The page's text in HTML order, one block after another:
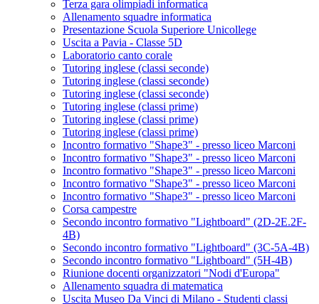
Terza gara olimpiadi informatica
Allenamento squadre informatica
Presentazione Scuola Superiore Unicollege
Uscita a Pavia - Classe 5D
Laboratorio canto corale
Tutoring inglese (classi seconde)
Tutoring inglese (classi seconde)
Tutoring inglese (classi seconde)
Tutoring inglese (classi prime)
Tutoring inglese (classi prime)
Tutoring inglese (classi prime)
Incontro formativo "Shape3" - presso liceo Marconi
Incontro formativo "Shape3" - presso liceo Marconi
Incontro formativo "Shape3" - presso liceo Marconi
Incontro formativo "Shape3" - presso liceo Marconi
Incontro formativo "Shape3" - presso liceo Marconi
Corsa campestre
Secondo incontro formativo "Lightboard" (2D-2E.2F-
4B)
Secondo incontro formativo "Lightboard" (3C-5A-4B)
Secondo incontro formativo "Lightboard" (5H-4B)
Riunione docenti organizzatori "Nodi d'Europa"
Allenamento squadra di matematica
Uscita Museo Da Vinci di Milano - Studenti classi